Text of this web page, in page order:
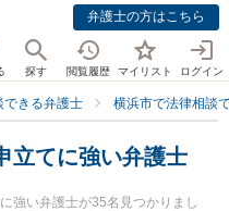
弁護士の方はこちら
探す 閲覧履歴 マイリスト ログイン
できる弁護士 横浜市で法律相談
立てに強い弁護士
強い弁護士が35名見つかりまし